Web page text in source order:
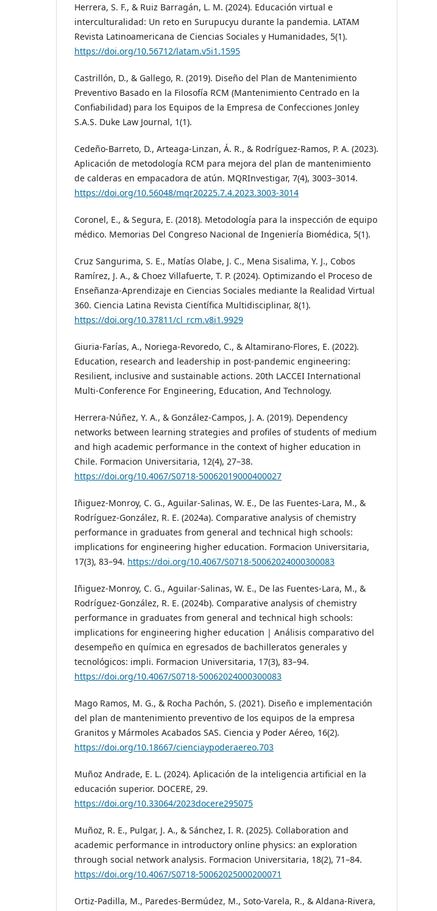
Herrera, S. F., & Ruiz Barragán, L. M. (2024). Educación virtual e
interculturalidad: Un reto en Surupucyu durante la pandemia. LATAM
Revista Latinoamericana de Ciencias Sociales y Humanidades, 5(1).
https://doi.org/10.56712/latam.v5i1.1595
Castrillón, D., & Gallego, R. (2019). Diseño del Plan de Mantenimiento
Preventivo Basado en la Filosofía RCM (Mantenimiento Centrado en la
Confiabilidad) para los Equipos de la Empresa de Confecciones Jonley
S.A.S. Duke Law Journal, 1(1).
Cedeño-Barreto, D., Arteaga-Linzan, Á. R., & Rodríguez-Ramos, P. A. (2023).
Aplicación de metodología RCM para mejora del plan de mantenimiento
de calderas en empacadora de atún. MQRInvestigar, 7(4), 3003–3014.
https://doi.org/10.56048/mqr20225.7.4.2023.3003-3014
Coronel, E., & Segura, E. (2018). Metodología para la inspección de equipo
médico. Memorias Del Congreso Nacional de Ingeniería Biomédica, 5(1).
Cruz Sangurima, S. E., Matías Olabe, J. C., Mena Sisalima, Y. J., Cobos
Ramírez, J. A., & Choez Villafuerte, T. P. (2024). Optimizando el Proceso de
Enseñanza-Aprendizaje en Ciencias Sociales mediante la Realidad Virtual
360. Ciencia Latina Revista Científica Multidisciplinar, 8(1).
https://doi.org/10.37811/cl_rcm.v8i1.9929
Giuria-Farías, A., Noriega-Revoredo, C., & Altamirano-Flores, E. (2022).
Education, research and leadership in post-pandemic engineering:
Resilient, inclusive and sustainable actions. 20th LACCEI International
Multi-Conference For Engineering, Education, And Technology.
Herrera-Núñez, Y. A., & González-Campos, J. A. (2019). Dependency
networks between learning strategies and profiles of students of medium
and high academic performance in the context of higher education in
Chile. Formacion Universitaria, 12(4), 27–38.
https://doi.org/10.4067/S0718-50062019000400027
Iñiguez-Monroy, C. G., Aguilar-Salinas, W. E., De las Fuentes-Lara, M., &
Rodríguez-González, R. E. (2024a). Comparative analysis of chemistry
performance in graduates from general and technical high schools:
implications for engineering higher education. Formacion Universitaria,
17(3), 83–94. https://doi.org/10.4067/S0718-50062024000300083
Iñiguez-Monroy, C. G., Aguilar-Salinas, W. E., De las Fuentes-Lara, M., &
Rodríguez-González, R. E. (2024b). Comparative analysis of chemistry
performance in graduates from general and technical high schools:
implications for engineering higher education | Análisis comparativo del
desempeño en química en egresados de bachilleratos generales y
tecnológicos: impli. Formacion Universitaria, 17(3), 83–94.
https://doi.org/10.4067/S0718-50062024000300083
Mago Ramos, M. G., & Rocha Pachón, S. (2021). Diseño e implementación
del plan de mantenimiento preventivo de los equipos de la empresa
Granitos y Mármoles Acabados SAS. Ciencia y Poder Aéreo, 16(2).
https://doi.org/10.18667/cienciaypoderaereo.703
Muñoz Andrade, E. L. (2024). Aplicación de la inteligencia artificial en la
educación superior. DOCERE, 29.
https://doi.org/10.33064/2023docere295075
Muñoz, R. E., Pulgar, J. A., & Sánchez, I. R. (2025). Collaboration and
academic performance in introductory online physics: an exploration
through social network analysis. Formacion Universitaria, 18(2), 71–84.
https://doi.org/10.4067/S0718-50062025000200071
Ortiz-Padilla, M., Paredes-Bermúdez, M., Soto-Varela, R., & Aldana-Rivera,